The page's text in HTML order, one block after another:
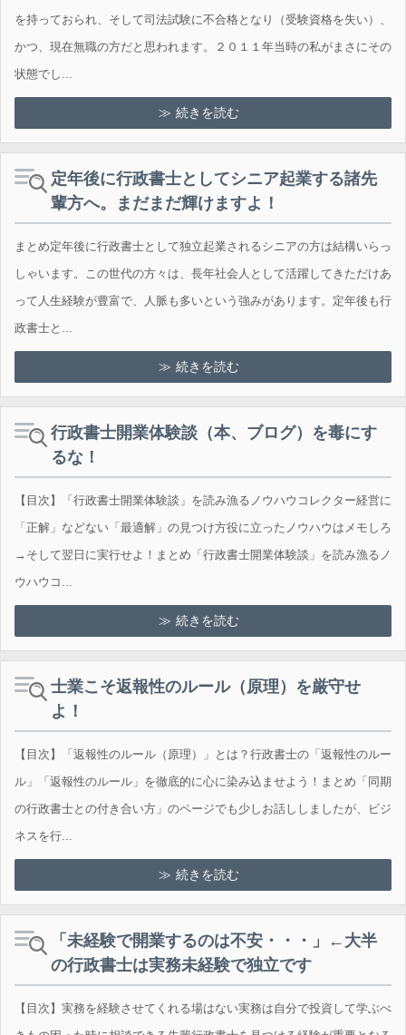
を持っておられ、そして司法試験に不合格となり（受験資格を失い）、
かつ、現在無職の方だと思われます。２０１１年当時の私がまさにその
状態でし...
続きを読む
定年後に行政書士としてシニア起業する諸先
輩方へ。まだまだ輝けますよ！
まとめ定年後に行政書士として独立起業されるシニアの方は結構いらっ
しゃいます。この世代の方々は、長年社会人として活躍してきただけあ
って人生経験が豊富で、人脈も多いという強みがあります。定年後も行
政書士と...
続きを読む
行政書士開業体験談（本、ブログ）を毒にす
るな！
【目次】「行政書士開業体験談」を読み漁るノウハウコレクター経営に
「正解」などない「最適解」の見つけ方役に立ったノウハウはメモしろ
→そして翌日に実行せよ！まとめ「行政書士開業体験談」を読み漁るノ
ウハウコ...
続きを読む
士業こそ返報性のルール（原理）を厳守せ
よ！
【目次】「返報性のルール（原理）」とは？行政書士の「返報性のルー
ル」「返報性のルール」を徹底的に心に染み込ませよう！まとめ「同期
の行政書士との付き合い方」のページでも少しお話ししましたが、ビジ
ネスを行...
続きを読む
「未経験で開業するのは不安・・・」←大半
の行政書士は実務未経験で独立です
【目次】実務を経験させてくれる場はない実務は自分で投資して学ぶべ